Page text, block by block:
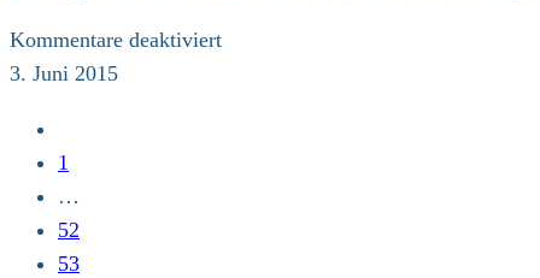
Weg
Kommentare deaktiviertfür
3. Juni 2015
vorherigen
Seite
1
…
52
53